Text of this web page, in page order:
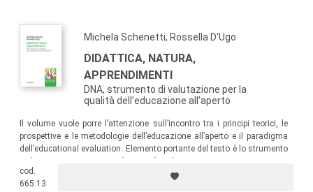
Michela Schenetti, Rossella D'Ugo
DIDATTICA, NATURA,
APPRENDIMENTI
DNA, strumento di valutazione per la
qualità dell’educazione all’aperto
Il volume vuole porre l’attenzione sull’incontro tra i principi teorici, le
prospettive e le metodologie dell’educazione all’aperto e il paradigma
dell’educational evaluation. Elemento portante del testo è lo strumento
monitorare e promuovere la qualità della didattica all’aperto nei servizi
per l’infanzia e nelle scuole e attivare percorsi di Ricerca-Formazione.
cod.
665.13